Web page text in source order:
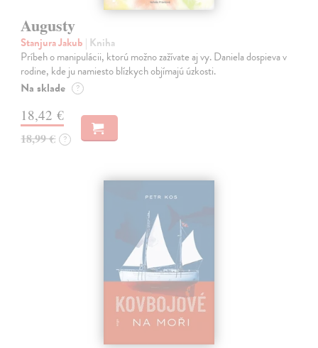
Augusty
Stanjura Jakub | Kniha
Príbeh o manipulácii, ktorú možno zažívate aj vy. Daniela dospieva v
rodine, kde ju namiesto blízkych objímajú úzkosti.
Na sklade ?
18,42 €
18,99 € ?